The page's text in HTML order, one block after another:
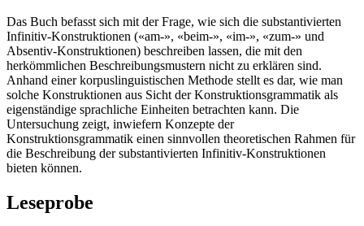
Das Buch befasst sich mit der Frage, wie sich die substantivierten
Infinitiv-Konstruktionen («am-», «beim-», «im-», «zum-» und
Absentiv-Konstruktionen) beschreiben lassen, die mit den
herkömmlichen Beschreibungsmustern nicht zu erklären sind.
Anhand einer korpuslinguistischen Methode stellt es dar, wie man
solche Konstruktionen aus Sicht der Konstruktionsgrammatik als
eigenständige sprachliche Einheiten betrachten kann. Die
Untersuchung zeigt, inwiefern Konzepte der
Konstruktionsgrammatik einen sinnvollen theoretischen Rahmen für
die Beschreibung der substantivierten Infinitiv-Konstruktionen
bieten können.
Leseprobe